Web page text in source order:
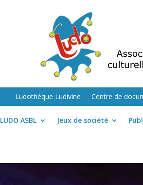
Ludothèque Ludivine Centre de
LUDO ASBL Jeux de société